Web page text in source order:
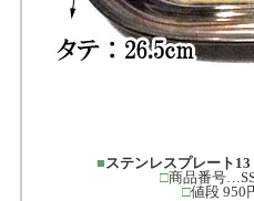
■ステンレスプレート
□商品番号
□値段 950